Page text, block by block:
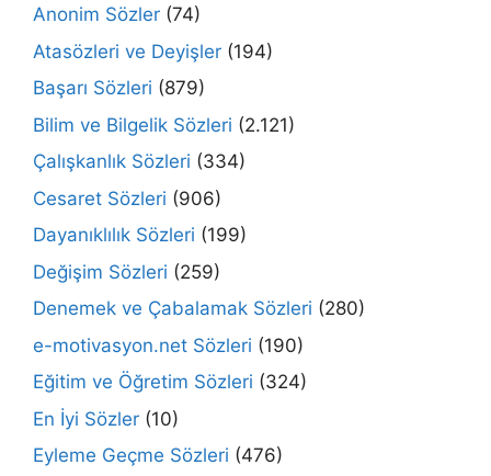
Anonim Sözler (74)
Atasözleri ve Deyişler (194)
Başarı Sözleri (879)
Bilim ve Bilgelik Sözleri (2.121)
Çalışkanlık Sözleri (334)
Cesaret Sözleri (906)
Dayanıklılık Sözleri (199)
Değişim Sözleri (259)
Denemek ve Çabalamak Sözleri (280)
e-motivasyon.net Sözleri (190)
Eğitim ve Öğretim Sözleri (324)
En İyi Sözler (10)
Eyleme Geçme Sözleri (476)